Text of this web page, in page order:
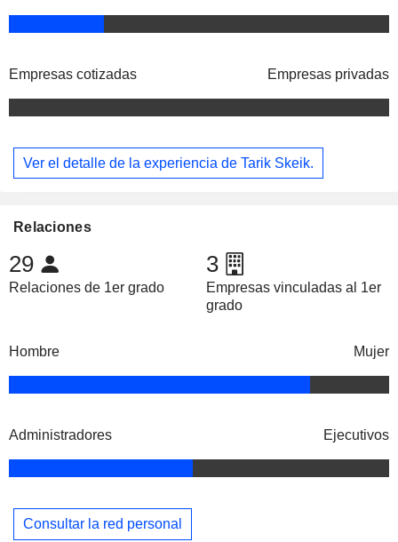
Empresas cotizadas Empresas privadas
Ver el detalle de la experiencia de Tarik Skeik.
Relaciones
29
Relaciones de 1er grado
3
Empresas vinculadas al 1er
grado
Hombre Mujer
Administradores Ejecutivos
Consultar la red personal